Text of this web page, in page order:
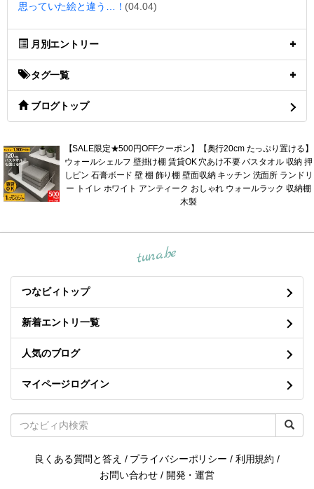
思っていた絵と違う…！ (04.04)
月別エントリー
タグ一覧
ブログトップ
【SALE限定★500円OFFクーポン】【奥行20cm たっぷり置ける】
ウォールシェルフ 壁掛け棚 賃貸OK 穴あけ不要 バスタオル 収納 押
しピン 石膏ボード 壁 棚 飾り棚 壁面収納 キッチン 洗面所 ランドリ
ー トイレ ホワイト アンティーク おしゃれ ウォールラック 収納棚
木製
tuna.be
つなビィトップ
新着エントリ一覧
人気のブログ
マイページログイン
良くある質問と答え / プライバシーポリシー / 利用規約 /
お問い合わせ / 開発・運営